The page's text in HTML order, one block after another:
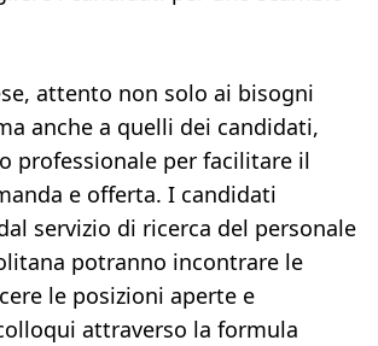
attento non solo ai bisogni
anche a quelli dei candidati,
professionale per facilitare il
e offerta. I candidati
servizio di ricerca del personale
potranno incontrare le
le posizioni aperte e
attraverso la formula